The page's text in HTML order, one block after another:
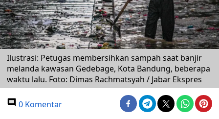
Ilustrasi: Petugas membersihkan sampah saat banjir
melanda kawasan Gedebage, Kota Bandung, beberapa
waktu lalu. Foto: Dimas Rachmatsyah / Jabar Ekspres
0 Komentar